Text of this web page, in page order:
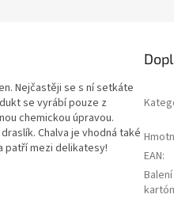
Nejčastěji se s ní setkáte
se vyrábí pouze z
chemickou úpravou.
Chalva je vhodná také
patří mezi delikatesy!
EAN: